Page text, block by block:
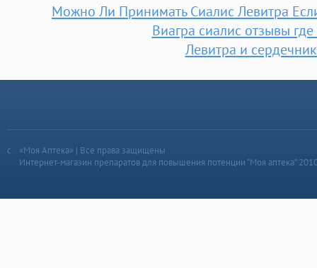
Можно Ли Принимать Сиалис Левитра
Виагра сиалис отзывы где
Левитра и
«Моя Аптека» | Все права защищены
Интернет-магазин препаратов для повышения потенции “Моя аптека”